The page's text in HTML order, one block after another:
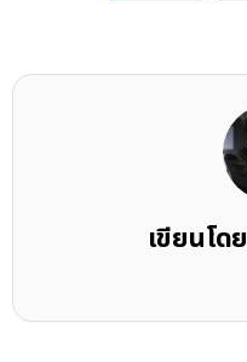
เขียนโดย